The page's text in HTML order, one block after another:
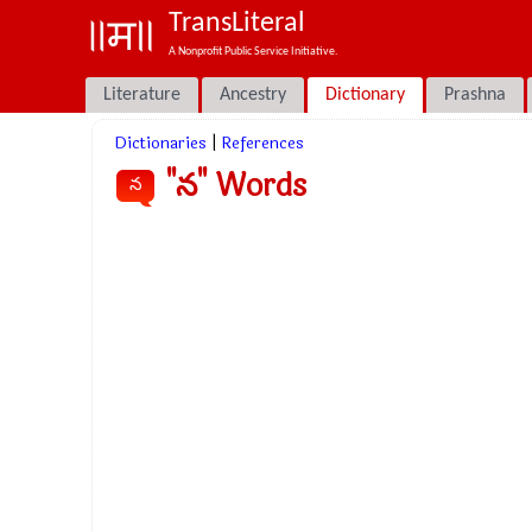
TransLiteral
A Nonprofit Public Service Initiative.
Literature Ancestry Dictionary Prashna
Dictionaries References
న "న" Words